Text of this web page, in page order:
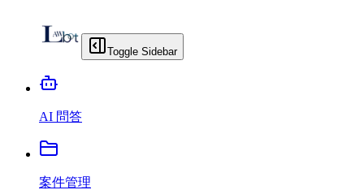
Toggle Sidebar
AI 問答
案件管理